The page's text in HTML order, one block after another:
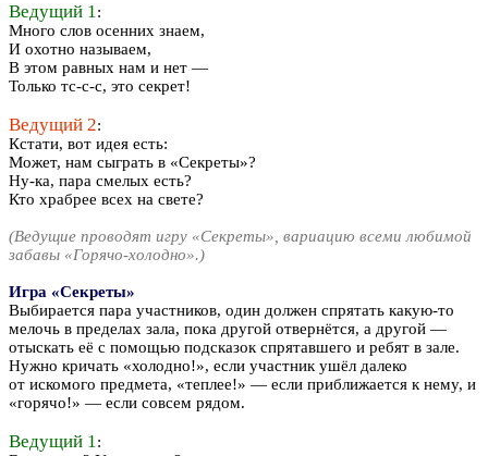
Ведущий 1:
Много слов осенних знаем,
И охотно называем,
В этом равных нам и нет —
Только тс-с-с, это секрет!
Ведущий 2:
Кстати, вот идея есть:
Может, нам сыграть в «Секреты»?
Ну-ка, пара смелых есть?
Кто храбрее всех на свете?
(Ведущие проводят игру «Секреты», вариацию всеми любимой
забавы «Горячо-холодно».)
Игра «Секреты»
Выбирается пара участников, один должен спрятать какую-то
мелочь в пределах зала, пока другой отвернётся, а другой —
отыскать её с помощью подсказок спрятавшего и ребят в зале.
Нужно кричать «холодно!», если участник ушёл далеко
от искомого предмета, «теплее!» — если приближается к нему, и
«горячо!» — если совсем рядом.
Ведущий 1: